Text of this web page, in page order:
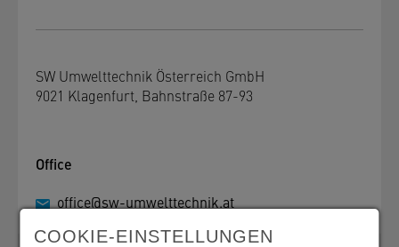
SW Umwelttechnik Österreich GmbH
9021 Klagenfurt, Bahnstraße 87-93
Office
office@sw-umwelttechnik.at
COOKIE-EINSTELLUNGEN